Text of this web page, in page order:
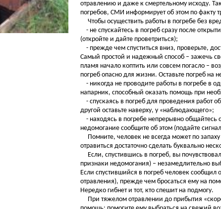
отравлению и даже к смертельному исходу.
погребов, СМИ информирует об этом по факту
Чтобы осуществить работы в погребе без
- не спускайтесь в погреб сразу после
(откройте и дайте проветриться);
- прежде чем спуститься вниз, проверьте,
Самый простой и надежный способ – зажечь
пламя начало коптить или совсем погасло –
погреб опасно для жизни. Оставьте погреб на
- никогда не проводите работы в погребе в
напарник, способный оказать помощь при
- спускаясь в погреб для проведения работ
другой оставьте наверху, у «наблюдающего»;
- находясь в погребе непрерывно общайтесь
недомогание сообщите об этом (подайте
Помните, человек не всегда может по
отравиться достаточно сделать буквально
Если, спустившись в погреб, вы
признаки недомогания) – незамедлительно
Если спустившийся в погреб человек сообщил
отравления), прежде чем бросаться ему на
Нередко гибнет и тот, кто спешит на подмогу.
При тяжелом отравлении до прибытия